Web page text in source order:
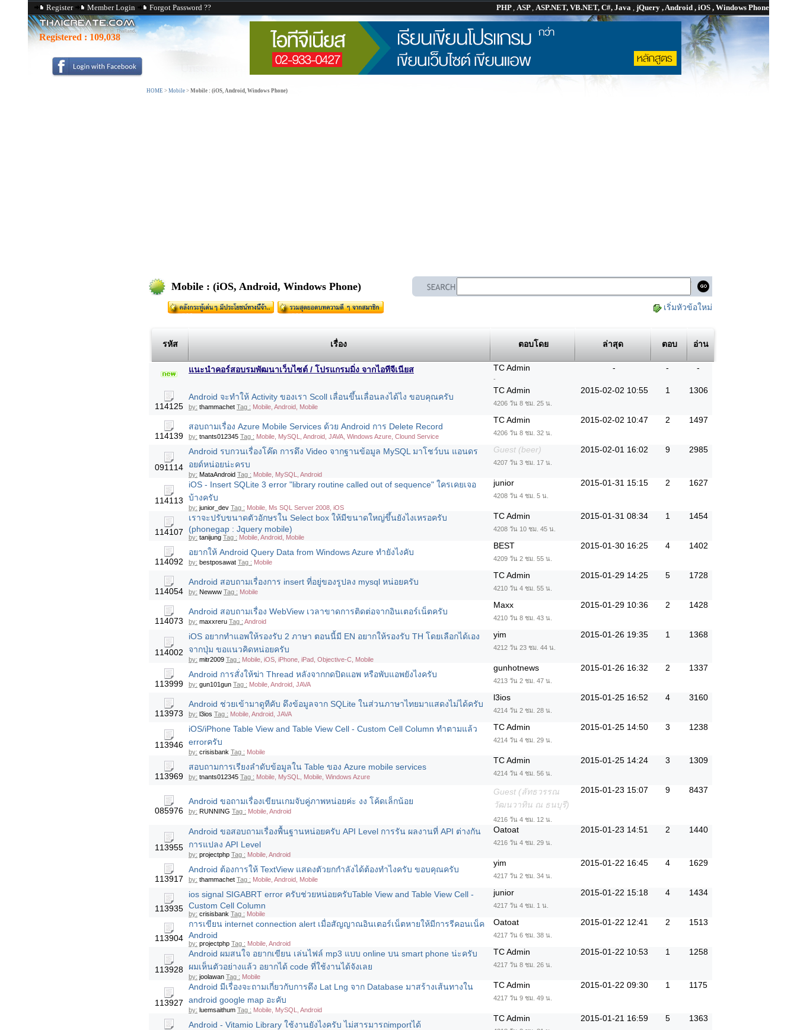
Register Member Login Forgot Password ?? PHP, ASP, ASP.NET, VB.NET, C#, Java , jQuery , Android , iOS , Windows Phone
Registered : 109,038
HOME > Mobile > Mobile : (iOS, Android, Windows Phone)
Mobile : (iOS, Android, Windows Phone)
เริ่มหัวข้อใหม่
รหัส เรื่อง ตอบโดย ล่าสุด ตอบ อ่าน
แนะนำคอร์สอบรมพัฒนาเว็บไซต์ / โปรแกรมมิ่ง จากไอทีจีเนียส TC Admin
-
- - -
114125
Android จะทำให้ Activity ของเรา Scoll เลื่อนขึ้นเลื่อนลงได้ไง ขอบคุณครับ
by: thammachet Tag : Mobile, Android, Mobile
TC Admin
4206 วัน 8 ชม. 25 น.
2015-02-02 10:55 1 1306
114139
สอบถามเรื่อง Azure Mobile Services ด้วย Android การ Delete Record
by: tnants012345 Tag : Mobile, MySQL, Android, JAVA, Windows Azure, Clound Service
TC Admin
4206 วัน 8 ชม. 32 น.
2015-02-02 10:47 2 1497
091114
Android รบกวนเรื่องโค๊ด การดึง Video จากฐานข้อมูล MySQL มาโชว์บน แอนดร
อยด์หน่อยน่ะครบ
by: MataAndroid Tag : Mobile, MySQL, Android
Guest (beer)
4207 วัน 3 ชม. 17 น.
2015-02-01 16:02 9 2985
114113
iOS - Insert SQLite 3 error "library routine called out of sequence" ใครเคยเจอ
บ้างครับ
by: junior_dev Tag : Mobile, Ms SQL Server 2008, iOS
junior
4208 วัน 4 ชม. 5 น.
2015-01-31 15:15 2 1627
114107
เราจะปรับขนาดตัวอักษรใน Select box ให้มีขนาดใหญ่ขึ้นยังไงเหรอครับ
(phonegap : Jquery mobile)
by: tanijung Tag : Mobile, Android, Mobile
TC Admin
4208 วัน 10 ชม. 45 น.
2015-01-31 08:34 1 1454
114092
อยากให้ Android Query Data from Windows Azure ทำยังไงคับ
by: bestposawat Tag : Mobile
BEST
4209 วัน 2 ชม. 55 น.
2015-01-30 16:25 4 1402
114054
Android สอบถามเรื่องการ insert ที่อยู่ของรูปลง mysql หน่อยครับ
by: Newww Tag : Mobile
TC Admin
4210 วัน 4 ชม. 55 น.
2015-01-29 14:25 5 1728
114073
Android สอบถามเรื่อง WebView เวลาขาดการติดต่อจากอินเตอร์เน็ตครับ
by: maxxreru Tag : Android
Maxx
4210 วัน 8 ชม. 43 น.
2015-01-29 10:36 2 1428
114002
iOS อยากทำแอพให้รองรับ 2 ภาษา ตอนนี้มี EN อยากให้รองรับ TH โดยเลือกได้เอง
จากปุ่ม ขอแนวคิดหน่อยครับ
by: mitr2009 Tag : Mobile, iOS, iPhone, iPad, Objective-C, Mobile
yim
4212 วัน 23 ชม. 44 น.
2015-01-26 19:35 1 1368
113999
Android การสั่งให้ฆ่า Thread หลังจากกดปิดแอพ หรือพับแอพยังไงครับ
by: gun101gun Tag : Mobile, Android, JAVA
gunhotnews
4213 วัน 2 ชม. 47 น.
2015-01-26 16:32 2 1337
113973
Android ช่วยเข้ามาดูทีคับ ดึงข้อมูลจาก SQLite ในส่วนภาษาไทยมาแสดงไม่ได้ครับ
by: l3ios Tag : Mobile, Android, JAVA
l3ios
4214 วัน 2 ชม. 28 น.
2015-01-25 16:52 4 3160
113946
iOS/iPhone Table View and Table View Cell - Custom Cell Column ทำตามแล้ว
errorครับ
by: crisisbank Tag : Mobile
TC Admin
4214 วัน 4 ชม. 29 น.
2015-01-25 14:50 3 1238
113969
สอบถามการเรียงลำดับข้อมูลใน Table ของ Azure mobile services
by: tnants012345 Tag : Mobile, MySQL, Mobile, Windows Azure
TC Admin
4214 วัน 4 ชม. 56 น.
2015-01-25 14:24 3 1309
085976
Android ขอถามเรื่องเขียนเกมจับคู่ภาพหน่อยค่ะ งง โค้ดเล็กน้อย
by: RUNNING Tag : Mobile, Android
Guest (ลัทธวรรณ
วัฒนวาทิน ณ ธนบุรี)
4216 วัน 4 ชม. 12 น.
2015-01-23 15:07 9 8437
113955
Android ขอสอบถามเรื่องพื้นฐานหน่อยครับ API Level การรัน ผลงานที่ API ต่างกัน
การแปลง API Level
by: projectphp Tag : Mobile, Android
Oatoat
4216 วัน 4 ชม. 29 น.
2015-01-23 14:51 2 1440
113917
Android ต้องการให้ TextView แสดงตัวยกกำลังได้ต้องทำไงครับ ขอบคุณครับ
by: thammachet Tag : Mobile, Android, Mobile
yim
4217 วัน 2 ชม. 34 น.
2015-01-22 16:45 4 1629
113935
ios signal SIGABRT error ครับช่วยหน่อยครับTable View and Table View Cell -
Custom Cell Column
by: crisisbank Tag : Mobile
junior
4217 วัน 4 ชม. 1 น.
2015-01-22 15:18 4 1434
113904
การเขียน internet connection alert เมื่อสัญญาณอินเตอร์เน็ตหายให้มีการรีคอนเน็ค
Android
by: projectphp Tag : Mobile, Android
Oatoat
4217 วัน 6 ชม. 38 น.
2015-01-22 12:41 2 1513
113928
Android ผมสนใจ อยากเขียน เล่นไฟล์ mp3 แบบ online บน smart phone น่ะครับ
ผมเห็นตัวอย่างแล้ว อยากได้ code ที่ใช้งานได้จังเลย
by: joolawan Tag : Mobile
TC Admin
4217 วัน 8 ชม. 26 น.
2015-01-22 10:53 1 1258
113927
Android มีเรื่องจะถามเกี่ยวกับการดึง Lat Lng จาก Database มาสร้างเส้นทางใน
android google map อะคับ
by: luemsaithum Tag : Mobile, MySQL, Android
TC Admin
4217 วัน 9 ชม. 49 น.
2015-01-22 09:30 1 1175
Android - Vitamio Library ใช้งานยังไงครับ ไม่สารมารถimportได้
TC Admin 2015-01-21 16:59 5 1363